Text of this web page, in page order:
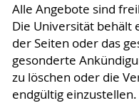
Alle Angebote sind
Die Universität behält
der Seiten oder das
gesonderte
zu löschen oder die
endgültig einzustellen.